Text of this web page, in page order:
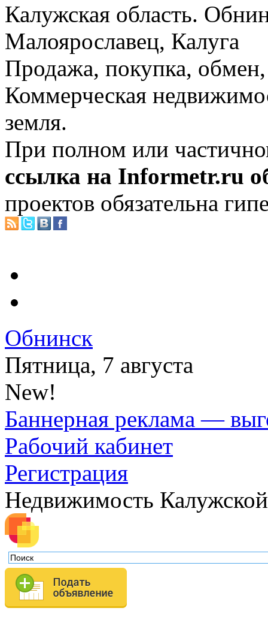
Калужская область.
Малоярославец, Калуга
Продажа, покупка, обмен,
Коммерческая
земля.
При полном или
ссылка на Informetr.ru
проектов обязательна
Обнинск
Пятница, 7 августа
New!
Баннерная реклама —
Рабочий кабинет
Регистрация
Недвижимость